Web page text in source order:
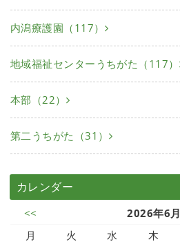
内潟療護園（117）
地域福祉センターうちがた（117）
本部（22）
第二うちがた（31）
カレンダー
<< 2026年6月
月
火 水 木